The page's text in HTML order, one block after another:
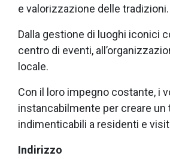
e valorizzazione delle tradizioni.
Dalla gestione di luoghi iconici
centro di eventi,
locale.
Con il loro impegno costante, i
instancabilmente per creare
indimenticabili a residenti e
Indirizzo